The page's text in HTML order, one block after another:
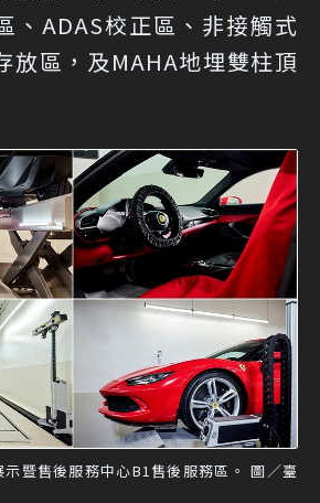
、ADAS校正區、非接觸式
放區，及MAHA地埋雙柱頂
暨售後服務中心B1售後服務區。 圖／臺